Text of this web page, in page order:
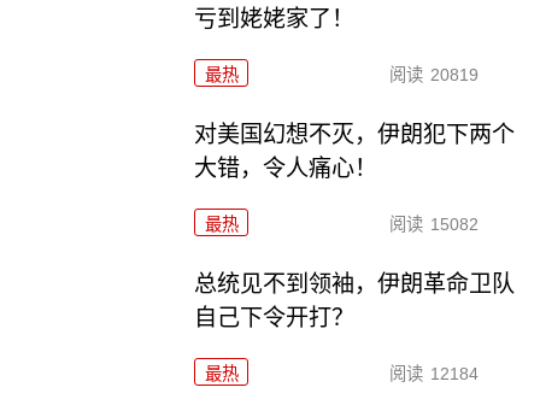
亏到姥姥家了！
最热 阅读 20819
对美国幻想不灭，伊朗犯下两个
大错，令人痛心！
最热 阅读 15082
总统见不到领袖，伊朗革命卫队
自己下令开打？
最热 阅读 12184